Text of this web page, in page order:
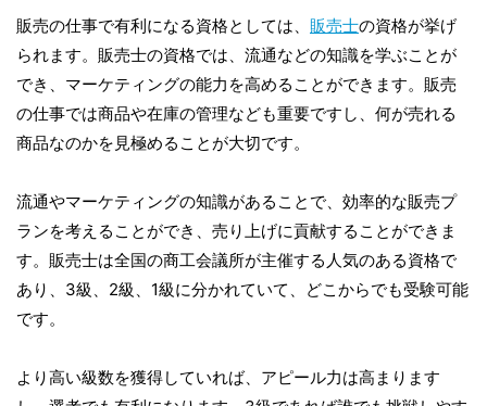
販売の仕事で有利になる資格としては、 販売士の資格が挙げ
られます。販売士の資格では、流通などの知識を学ぶことが
でき、マーケティングの能力を高めることができます。販売
の仕事では商品や在庫の管理なども重要ですし、何が売れる
商品なのかを見極めることが大切です。
流通やマーケティングの知識があることで、効率的な販売プ
ランを考えることができ、売り上げに貢献することができま
す。販売士は全国の商工会議所が主催する人気のある資格で
あり、3級、2級、1級に分かれていて、どこからでも受験可能
です。
より高い級数を獲得していれば、アピール力は高まります